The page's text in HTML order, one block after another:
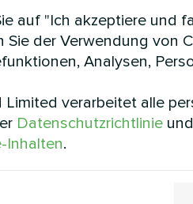
keymark.eu, um mehr
die nicht nur
und das
auf "Ich akzeptiere und
Sie der Verwendung von
Analysen,
Limited verarbeitet alle
Datenschutzrichtlinie
Inhalten.